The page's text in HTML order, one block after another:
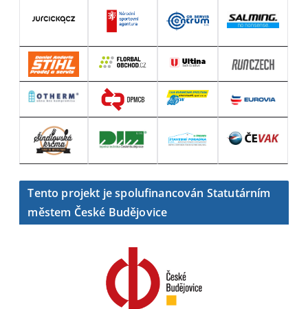
Tento projekt je spolufinancován Statutárním
městem České Budějovice